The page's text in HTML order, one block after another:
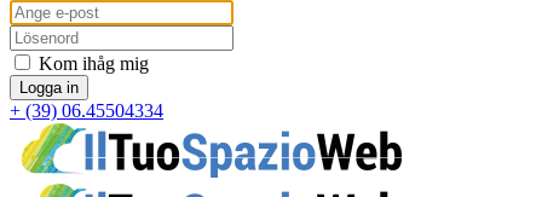
Kom ihåg mig
+ (39) 06.45504334